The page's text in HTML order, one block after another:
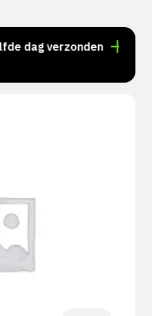
dag verzonden